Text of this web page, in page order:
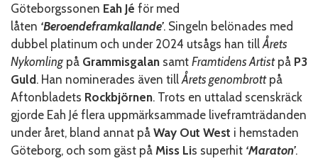
Göteborgssonen Eah Jé för med
låten ‘Beroendeframkallande’. Singeln belönades med
dubbel platinum och under 2024 utsågs han till Årets
Nykomling på Grammisgalan samt Framtidens Artistpå P3
Guld. Han nominerades även till Årets genombrottpå
Aftonbladets Rockbjörnen. Trots en uttalad scenskräck
gjorde Eah Jé flera uppmärksammade liveframträdanden
under året, bland annat på Way Out West i hemstaden
Göteborg, och som gäst på Miss Lis superhit ‘Maraton’.